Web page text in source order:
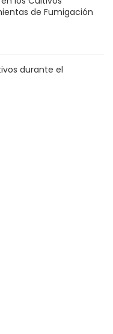
de Fumigación
durante el